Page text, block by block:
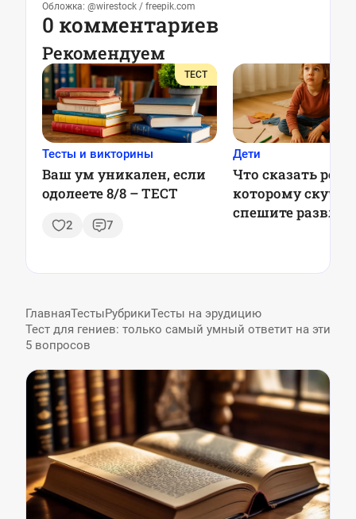
Обложка: @wirestock / freepik.com
0 комментариев
Рекомендуем
ТЕСТ
Тесты и викторины
Ваш ум уникален, если
одолеете 8/8 – ТЕСТ
2 7
Дети
Что сказать
которому
спешите
ГлавнаяТестыРубрикиТесты на эрудицию
Тест для гениев: только самый умный ответит на эти
5 вопросов